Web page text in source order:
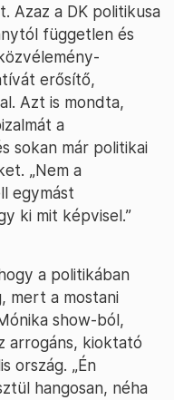
Azaz a DK politikusa
független és
erősítő,
Azt is mondta,
a
sokan már politikai
„Nem a
egymást
ki mit képvisel.”
a politikában
mert a mostani
show-ból,
arrogáns, kioktató
ország. „Én
hangosan, néha